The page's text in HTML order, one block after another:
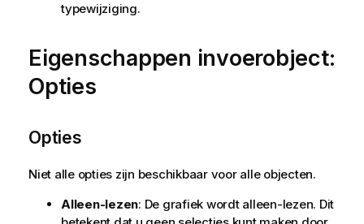
typewijziging.
Eigenschappen invoerobject:
Opties
Opties
Niet alle opties zijn beschikbaar voor alle objecten.
Alleen-lezen: De grafiek wordt alleen-lezen. Dit